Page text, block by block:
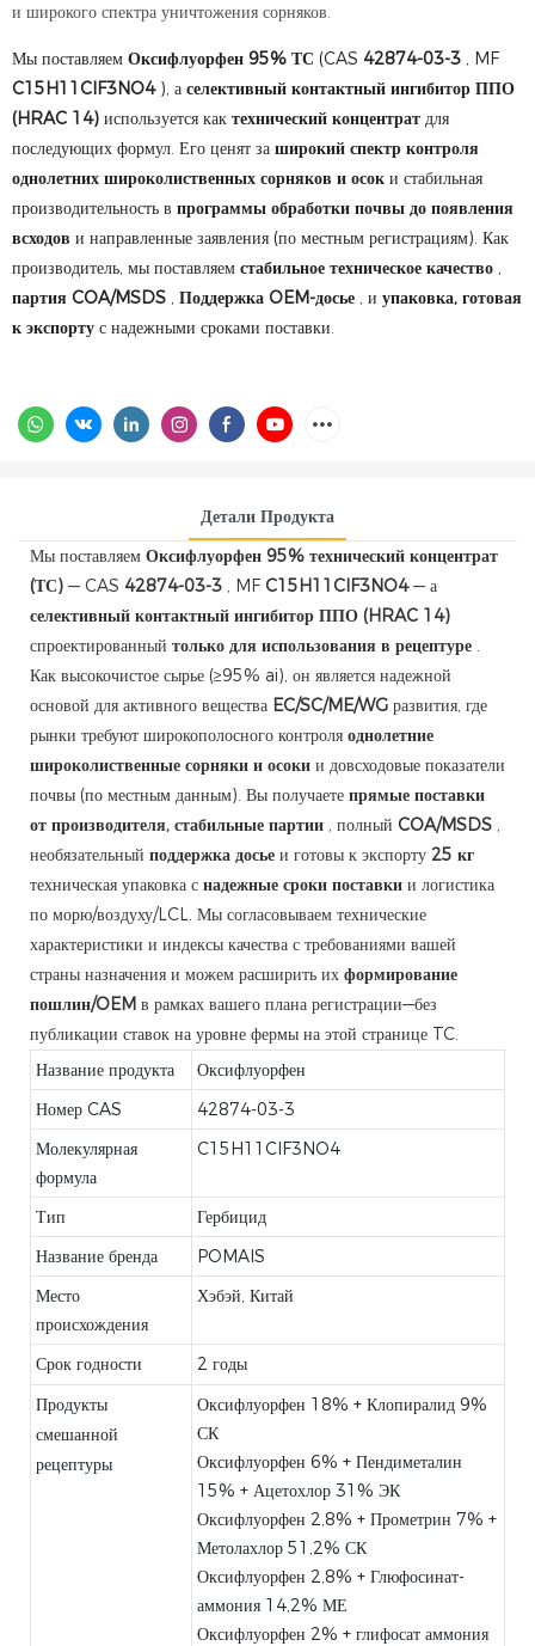
и широкого спектра уничтожения сорняков.
Мы поставляем Оксифлуорфен 95% ТС (CAS 42874-03-3 , MF
C15H11ClF3NO4 ), а селективный контактный ингибитор ППО
(HRAC 14) используется как технический концентрат для
последующих формул. Его ценят за широкий спектр контроля
однолетних широколиственных сорняков и осок и стабильная
производительность в программы обработки почвы до появления
всходов и направленные заявления (по местным регистрациям). Как
производитель, мы поставляем стабильное техническое качество ,
партия COA/MSDS , Поддержка OEM-досье , и упаковка, готовая
к экспорту с надежными сроками поставки.
Детали Продукта
Мы поставляем Оксифлуорфен 95% технический концентрат
(ТС) — CAS 42874-03-3 , MF C15H11ClF3NO4— а
селективный контактный ингибитор ППО (HRAC 14)
спроектированный только для использования в рецептуре .
Как высокочистое сырье (≥95% ai), он является надежной
основой для активного вещества EC/SC/ME/WG развития, где
рынки требуют широкополосного контроля однолетние
широколиственные сорняки и осоки и довсходовые показатели
почвы (по местным данным). Вы получаете прямые поставки
от производителя, стабильные партии , полный COA/MSDS ,
необязательный поддержка досье и готовы к экспорту 25 кг
техническая упаковка с надежные сроки поставки и логистика
по морю/воздуху/LCL. Мы согласовываем технические
характеристики и индексы качества с требованиями вашей
страны назначения и можем расширить их формирование
пошлин/OEM в рамках вашего плана регистрации—без
публикации ставок на уровне фермы на этой странице TC.
Название продукта
Оксифлуорфен
Номер CAS
42874-03-3
Молекулярная
формула
C15H11ClF3NO4
Тип
Гербицид
Название бренда
POMAIS
Место
происхождения
Хэбэй, Китай
Срок годности
2 годы
Продукты
смешанной
рецептуры
Оксифлуорфен 18% + Клопиралид 9%
СК
Оксифлуорфен 6% + Пендиметалин
15% + Ацетохлор 31% ЭК
Оксифлуорфен 2,8% + Прометрин 7% +
Метолахлор 51,2% СК
Оксифлуорфен 2,8% + Глюфосинат-
аммония 14,2% МЕ
Оксифлуорфен 2% + глифосат аммония